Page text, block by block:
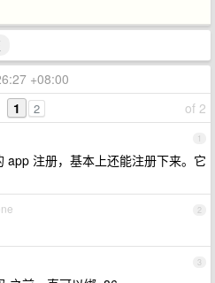
+08:00
of 2
1 2
1
app 注册，基本上还能注册下来。它
2
3